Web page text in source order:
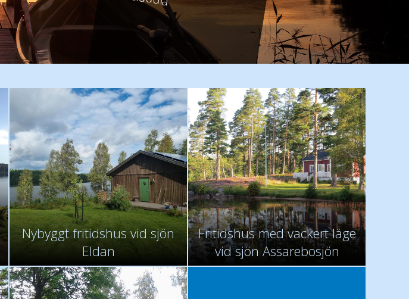
- Familjen Ziegeler
- Jan
Nybyggt fritidshus vid sjön
Eldan
Fritidshus med vackert läge
vid sjön Assarebosjön